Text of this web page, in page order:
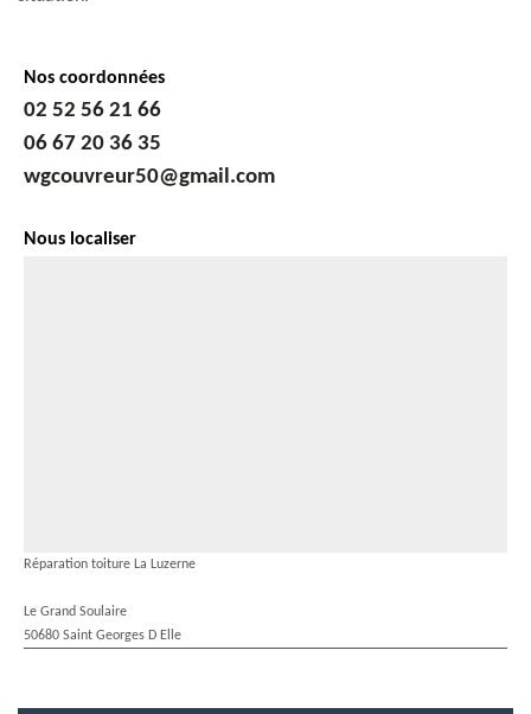
Nos coordonnées
02 52 56 21 66
06 67 20 36 35
wgcouvreur50@gmail.com
Nous localiser
Réparation toiture La Luzerne
Le Grand Soulaire
50680 Saint Georges D Elle